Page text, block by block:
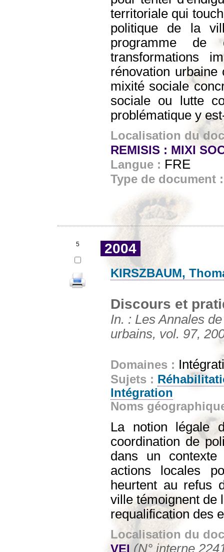
territoriale qui
politique de la
programme de
transformations
rénovation
mixité sociale
sociale ou lutte
problématique y
Localisation du
REMISIS : MIXI
Langue : FRE
Type de document
5 2004
KIRSZBAUM,
Discours et
In. : Les Annales
urbains, vol. 97,
Domaines :
Sujets :
Intégration
Noms
La notion légale
coordination de
dans un contexte
actions locales
heurtent au refus
ville témoignent de
requalification des
Localisation du
VEI (N° interne